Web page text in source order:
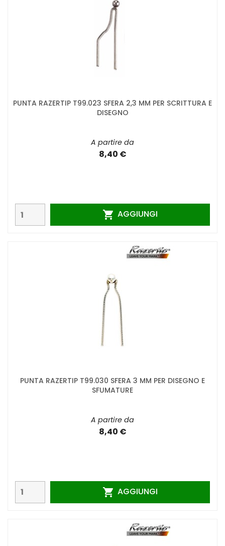
PUNTA RAZERTIP T99.023 SFERA 2,3 MM PER SCRITTURA E
DISEGNO
A partire da
8,40 €
 AGGIUNGI
PUNTA RAZERTIP T99.030 SFERA 3 MM PER DISEGNO E
SFUMATURE
A partire da
8,40 €
 AGGIUNGI